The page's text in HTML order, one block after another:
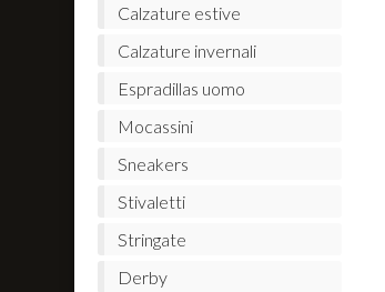
Calzature estive
Calzature invernali
Espradillas uomo
Mocassini
Sneakers
Stivaletti
Stringate
Derby